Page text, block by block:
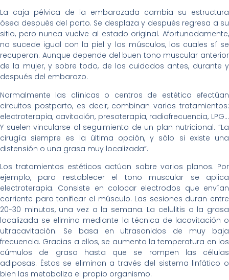
La caja pélvica de la embarazada cambia su estructura
ósea después del parto. Se desplaza y después regresa a su
sitio, pero nunca vuelve al estado original. Afortunadamente,
no sucede igual con la piel y los músculos, los cuales sí se
recuperan. Aunque depende del buen tono muscular anterior
de la mujer, y sobre todo, de los cuidados antes, durante y
después del embarazo.
Normalmente las clínicas o centros de estética efectúan
circuitos postparto, es decir, combinan varios tratamientos:
electroterapia, cavitación, presoterapia, radiofrecuencia, LPG…
Y suelen vincularse al seguimiento de un plan nutricional. “La
cirugía siempre es la última opción, y sólo si existe una
distensión o una grasa muy localizada”.
Los tratamientos estéticos actúan sobre varios planos. Por
ejemplo, para restablecer el tono muscular se aplica
electroterapia. Consiste en colocar electrodos que envían
corriente para tonificar el músculo. Las sesiones duran entre
20-30 minutos, una vez a la semana. La celulitis o la grasa
localizada se elimina mediante la técnica de lacavitación o
ultracavitación. Se basa en ultrasonidos de muy baja
frecuencia. Gracias a ellos, se aumenta la temperatura en los
cúmulos de grasa hasta que se rompen las células
adiposas. Éstas se eliminan a través del sistema linfático o
bien las metaboliza el propio organismo.